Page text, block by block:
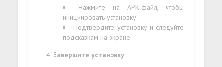
Нажмите на APK-файл, чтобы
инициировать установку.
Подтвердите установку и следуйте
подсказкам на экране.
Завершите установку: